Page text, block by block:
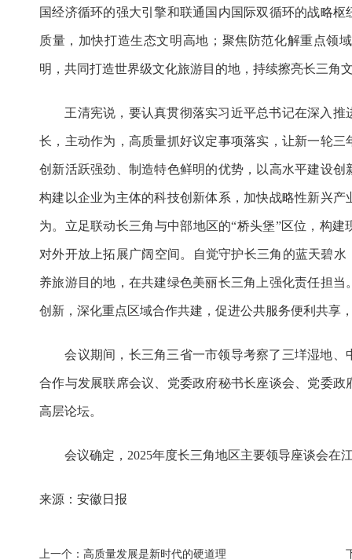
国经济循环的强大引擎和联通国内国际双循环的战略
质量，加快打造生态文明高地；聚焦防范化解重点领
明，共同打造世界级文化旅游目的地，持续擦亮长三角
王清宪说，要认真贯彻落实习近平总书记在深入推
长，主动作为，高质量抓好议定事项落实，让新一轮
创新活跃强劲、制造特色鲜明的优势，以高水平建设
构建以企业为主体的科技创新体系，加快战略性新兴
为。立足联动长三角与中部地区的“桥头堡”区位，构
对外开放上拓展广阔空间。自觉守护长三角的蓝天碧
养旅游目的地，在共建绿色美丽长三角上强化责任担
创新，深化重点区域合作共建，促进公共服务便利共享
会议期间，长三角三省一市领导考察了三垟湿地、
合作与发展联席会议、党委政府秘书长座谈会、党委
高层论坛。
会议确定，2025年度长三角地区主要领导座谈会在
来源：安徽日报
上一个： 高质量发展是新时代的硬道理